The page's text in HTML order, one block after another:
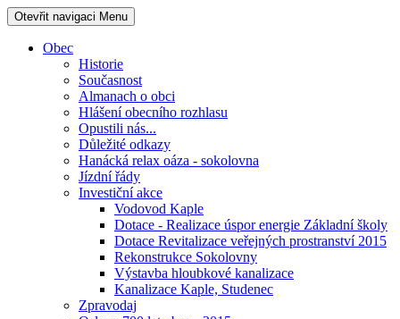
Otevřit navigaci Menu
Obec
Historie
Současnost
Almanach o obci
Hlášení obecního rozhlasu
Opustili nás...
Důležité odkazy
Hanácká relax oáza - sokolovna
Jízdní řády
Investiční akce
Vodovod Kaple
Dotace - Realizace úspor energie Základní školy
Dotace Revitalizace veřejných prostranství 2015
Rekonstrukce Sokolovny
Výstavba hloubkové kanalizace
Kanalizace Kaple, Studenec
Zpravodaj